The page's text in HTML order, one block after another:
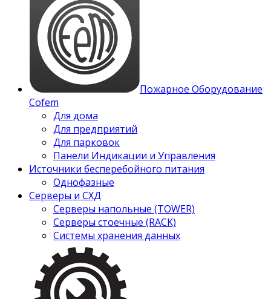
Пожарное Оборудование
Cofem
Для дома
Для предприятий
Для парковок
Панели Индикации и Управления
Источники бесперебойного питания
Однофазные
Серверы и СХД
Серверы напольные (TOWER)
Серверы стоечные (RACK)
Системы хранения данных